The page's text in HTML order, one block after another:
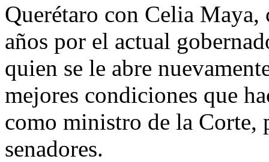
Querétaro con Celia Maya,
años por el actual
quien se le abre
mejores condiciones que
como ministro de la Corte,
senadores.